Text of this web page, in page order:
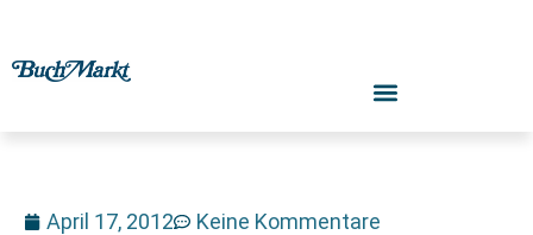
April 17, 2012 Keine Kommentare